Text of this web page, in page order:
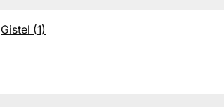
Gistel (1)